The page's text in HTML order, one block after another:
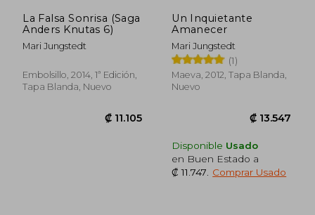
La Falsa Sonrisa (Saga
Anders Knutas 6)
Mari Jungstedt
Embolsillo, 2014, 1ª Edición,
Tapa Blanda, Nuevo
Un Inquietante
Amanecer
Mari Jungstedt
(1)
Maeva, 2012, Tapa Blanda,
Nuevo
Disponible Usado
en Buen Estado a
₡ 11.747
Comprar Usado